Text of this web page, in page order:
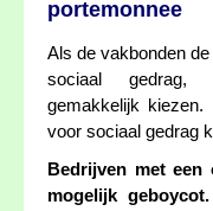
portemonnee
Als de vakbonden
sociaal gedrag,
gemakkelijk
voor sociaal gedrag
Bedrijven met een
mogelijk geboycot.